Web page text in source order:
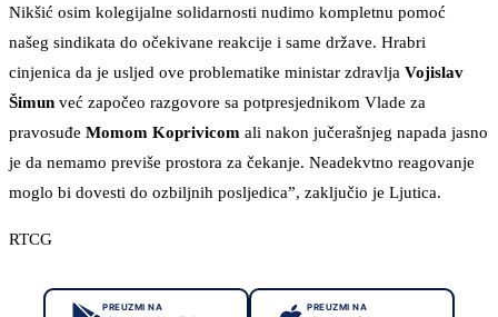
Nikšić osim kolegijalne solidarnosti nudimo kompletnu pomoć
našeg sindikata do očekivane reakcije i same države. Hrabri
cinjenica da je usljed ove problematike ministar zdravlja Vojislav
Šimun već započeo razgovore sa potpresjednikom Vlade za
pravosuđe Momom Koprivicom ali nakon jučerašnjeg napada jasno
je da nemamo previše prostora za čekanje. Neadekvtno reagovanje
moglo bi dovesti do ozbiljnih posljedica”, zaključio je Ljutica.
RTCG
PREUZMI NA PREUZMI NA